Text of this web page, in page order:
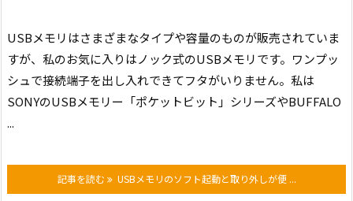
USBメモリはさまざまなタイプや容量のものが販売されていま
すが、私のお気に入りはノック式のUSBメモリです。ワンプッ
シュで接続端子を出し入れできてフタがいりません。私は
SONYのUSBメモリー「ポケットビット」シリーズやBUFFALO
...
記事を読む USBメモリのソフト起動と取り外しが便 ...